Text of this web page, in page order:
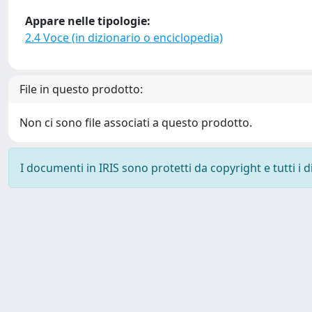
Appare nelle tipologie:
2.4 Voce (in dizionario o enciclopedia)
File in questo prodotto:
Non ci sono file associati a questo prodotto.
I documenti in IRIS sono protetti da copyright e tutti i